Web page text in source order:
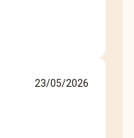
23/05/2026